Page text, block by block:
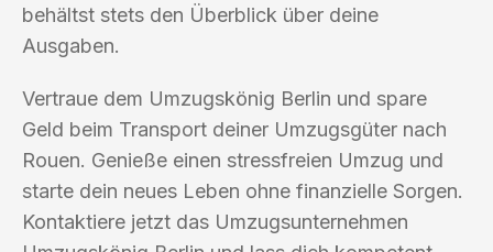
behältst stets den Überblick über deine
Ausgaben.
Vertraue dem Umzugskönig Berlin und spare
Geld beim Transport deiner Umzugsgüter nach
Rouen. Genieße einen stressfreien Umzug und
starte dein neues Leben ohne finanzielle Sorgen.
Kontaktiere jetzt das Umzugsunternehmen